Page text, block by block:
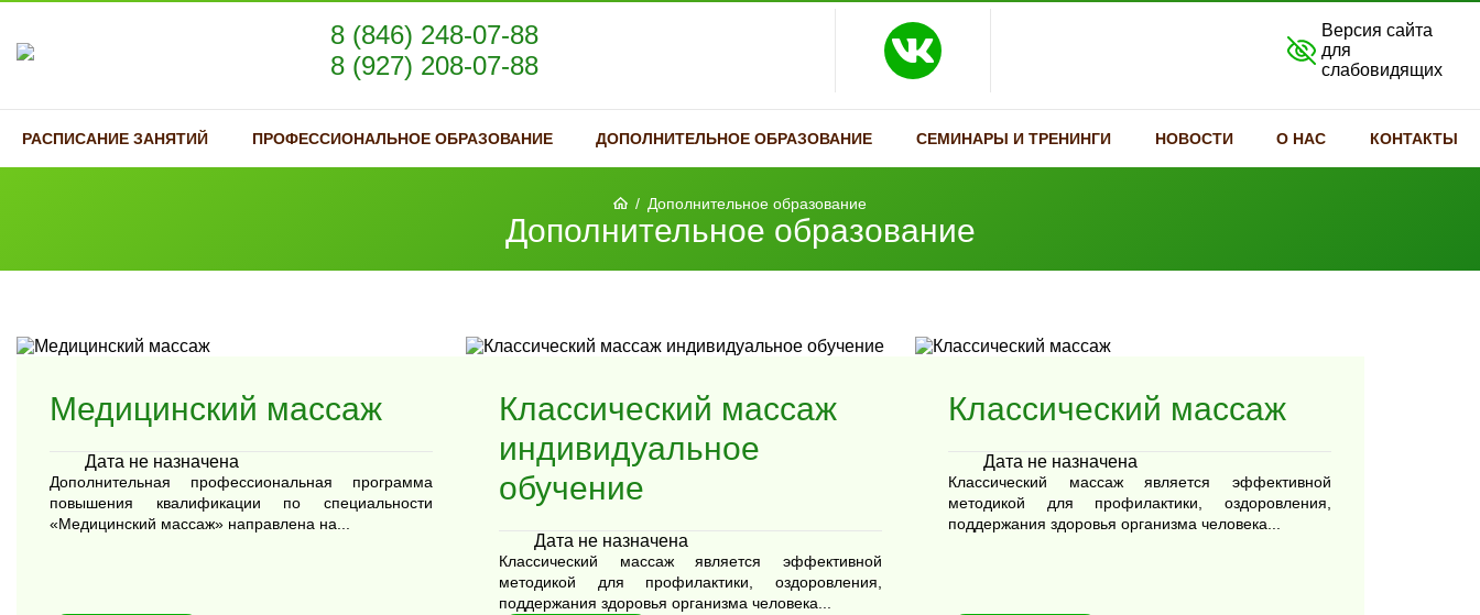
8 (846) 248-07-88
8 (927) 208-07-88
Версия сайта
для
слабовидящих
РАСПИСАНИЕ ЗАНЯТИЙ ПРОФЕССИОНАЛЬНОЕ ОБРАЗОВАНИЕ ДОПОЛНИТЕЛЬНОЕ ОБРАЗОВАНИЕ СЕМИНАРЫ И ТРЕНИНГИ НОВОСТИ О НАС КОНТАКТЫ
/ Дополнительное образование
Дополнительное образование
Медицинский массаж
Дата не назначена
Дополнительная профессиональная программа
повышения квалификации по специальности
«Медицинский массаж» направлена на...
Классический массаж
индивидуальное
обучение
Дата не назначена
Классический массаж является эффективной
методикой для профилактики, оздоровления,
поддержания здоровья организма человека...
Классический массаж
Дата не назначена
Классический массаж является эффективной
методикой для профилактики, оздоровления,
поддержания здоровья организма человека...